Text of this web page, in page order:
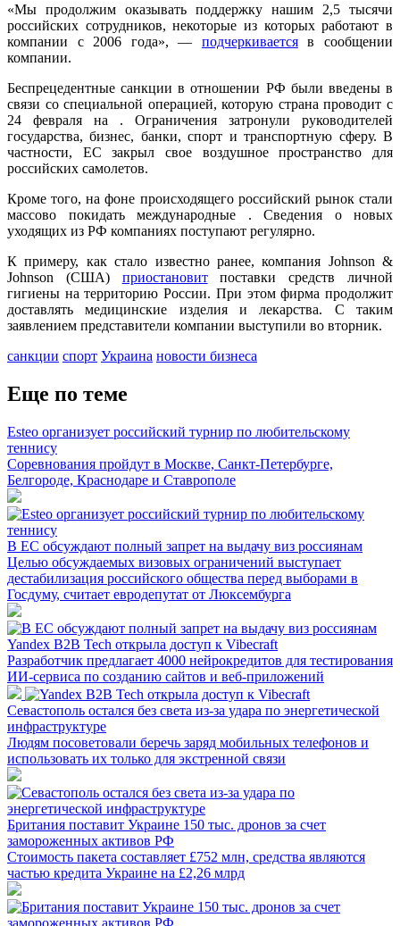
«Мы продолжим оказывать поддержку нашим 2,5 тысячи
российских сотрудников, некоторые из которых работают в
компании с 2006 года», — подчеркиваетсяв сообщении
компании.
Беспрецедентные санкции в отношении РФ были введены в
связи со специальной операцией, которую страна проводит с
24 февраля на . Ограничения затронули руководителей
государства, бизнес, банки, спорт и транспортную сферу. В
частности, ЕС закрыл свое воздушное пространство для
российских самолетов.
Кроме того, на фоне происходящего российский рынок стали
массово покидать международные . Сведения о новых
уходящих из РФ компаниях поступают регулярно.
К примеру, как стало известно ранее, компания Johnson &
Johnson (США) приостановитпоставки средств личной
гигиены на территорию России. При этом фирма продолжит
доставлять медицинские изделия и лекарства. С таким
заявлением представители компании выступили во вторник.
санкции спорт Украина новости бизнеса
Еще по теме
Esteo организует российский турнир по любительскому
теннису
Соревнования пройдут в Москве, Санкт-Петербурге,
Белгороде, Краснодаре и Ставрополе
В ЕС обсуждают полный запрет на выдачу виз россиянам
Целью обсуждаемых визовых ограничений выступает
дестабилизация российского общества перед выборами в
Госдуму, считает евродепутат от Люксембурга
Yandex B2B Tech открыла доступ к Vibecraft
Разработчик предлагает 4000 нейрокредитов для тестирования
ИИ-сервиса по созданию сайтов и веб-приложений
Севастополь остался без света из-за удара по энергетической
инфраструктуре
Людям посоветовали беречь заряд мобильных телефонов и
использовать их только для экстренной связи
Британия поставит Украине 150 тыс. дронов за счет
замороженных активов РФ
Стоимость пакета составляет £752 млн, средства являются
частью кредита Украине на £2,26 млрд